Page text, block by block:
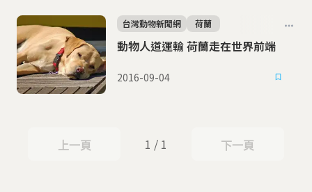
動物人道運輸 荷蘭走在世界前端
台灣動物新聞網 荷蘭
2016-09-04
上一頁
上一頁 1 / 1 下一頁
下一頁